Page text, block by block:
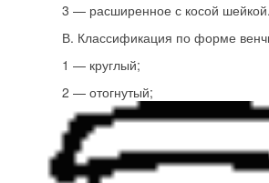
3 — расширенное с косой шейкой.
В. Классификация по форме
1 — круглый;
2 — отогнутый;